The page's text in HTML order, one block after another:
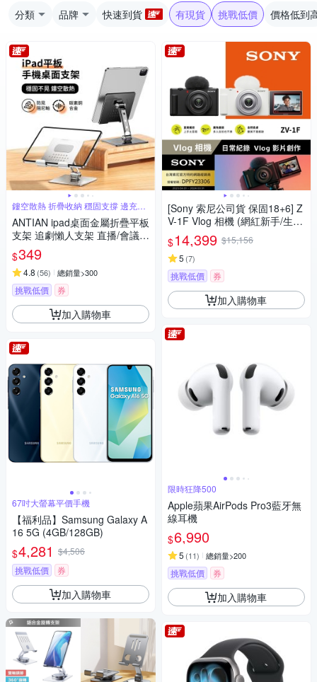
分類 品牌 快速到貨 有現貨 挑戰低價 價格低到
鏤空散熱 折疊收納 穩固支撐 邊充電
玩
ANTIAN ipad桌面金屬折疊平板
支架 追劇懶人支架 直播/會議
平板架 手機支架 交換禮物
$349
4.8 (56) 總銷量>300
挑戰低價 券
加入購物車
67吋大螢幕平價手機
【福利品】Samsung Galaxy A
16 5G (4GB/128GB)
$4,281 $4,506
挑戰低價
券
加入購物車
[Sony 索尼公司貨 保固18+6] Z
V-1F Vlog 相機 (網紅新手/生活
隨拍)
$14,399 $15,156
5 (7)
挑戰低價 券
加入購物車
限時狂降500
Apple蘋果AirPods Pro3藍牙無
線耳機
$6,990
5 (11) 總銷量>200
挑戰低價 券
加入購物車